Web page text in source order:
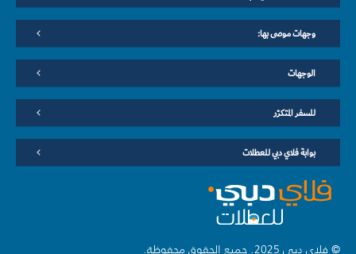
وجهات موصى بها:
الوجهات
للسفر المتكرّر
بوابة فلاي دبي للعطلات
© فلاي دبي 2025. جميع الحقوق محفوظة.